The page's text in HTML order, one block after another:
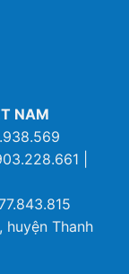
NAM
|
huyện Thanh